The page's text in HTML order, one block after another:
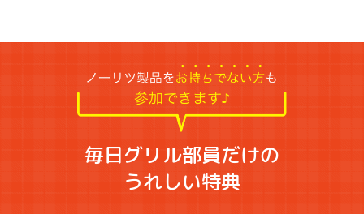
毎日グリル部員だけの
うれしい特典